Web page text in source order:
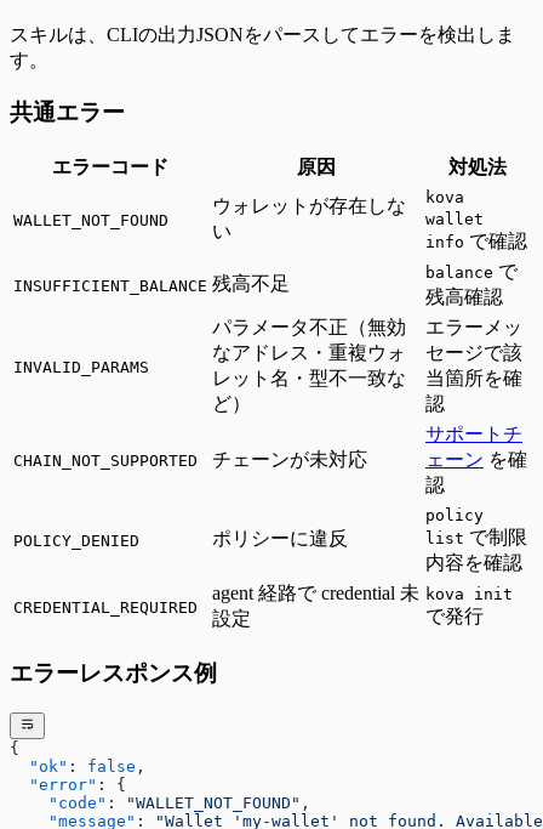
スキルは、CLIの出力JSONをパースしてエラーを検出しま
す。
共通エラー
エラーコード 原因 対処法
WALLET_NOT_FOUND
ウォレットが存在しな
い
kova
wallet
info で確認
INSUFFICIENT_BALANCE 残高不足
balance で
残高確認
INVALID_PARAMS
パラメータ不正（無効
なアドレス・重複ウォ
レット名・型不一致な
ど）
エラーメッ
セージで該
当箇所を確
認
CHAIN_NOT_SUPPORTED チェーンが未対応
サポートチ
ェーン を確
認
POLICY_DENIED ポリシーに違反
policy
list で制限
内容を確認
CREDENTIAL_REQUIRED
agent 経路で credential 未
設定
kova init
で発行
エラーレスポンス例
{
  "ok"
: false ,
  "error"
: {
    "code"
: "WALLET_NOT_FOUND" ,
    "message"
:
"Wallet 'my-wallet' not found.